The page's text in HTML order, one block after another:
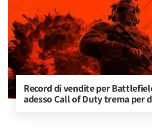
Record di vendite per
adesso Call of Duty trema per